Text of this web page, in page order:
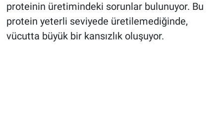
proteinin üretimindeki sorunlar bulunuyor. Bu
protein yeterli seviyede üretilemediğinde,
vücutta büyük bir kansızlık oluşuyor.